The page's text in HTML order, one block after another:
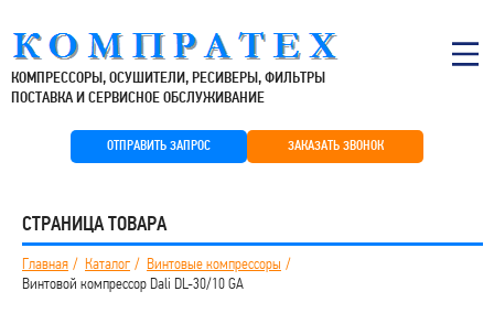
КОМПРЕССОРЫ, ОСУШИТЕЛИ, РЕСИВЕРЫ, ФИЛЬТРЫ
ПОСТАВКА И СЕРВИСНОЕ ОБСЛУЖИВАНИЕ
ОТПРАВИТЬ ЗАПРОС ЗАКАЗАТЬ ЗВОНОК
СТРАНИЦА ТОВАРА
Главная Каталог
Винтовые компрессоры
Винтовой компрессор Dali DL-30/10 GA